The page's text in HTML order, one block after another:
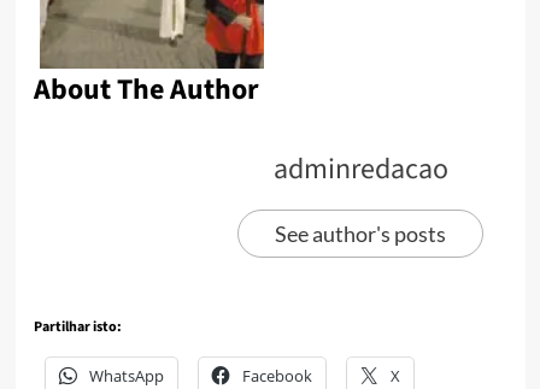
About The Author
adminredacao
See author's posts
Partilhar isto:
WhatsApp Facebook X